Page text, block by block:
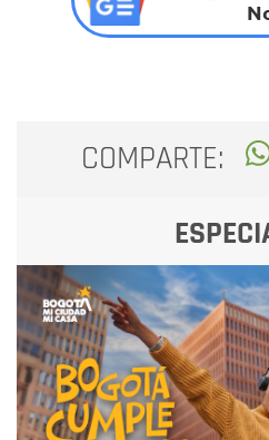
COMPARTE: